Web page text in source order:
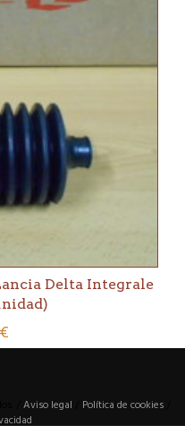
Delta Integrale
€
Aviso legal Política de cookies